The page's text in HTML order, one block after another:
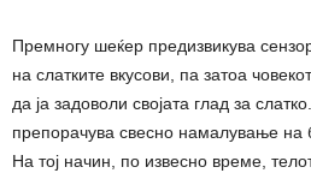
Премногу шеќер предизвикува
на слатките вкусови, па затоа
да ја задоволи својата глад за
препорачува свесно намалување на
На тој начин, по извесно време,